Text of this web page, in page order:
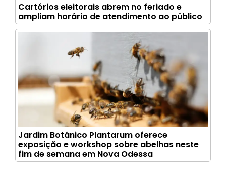
Cartórios eleitorais abrem no feriado e
ampliam horário de atendimento ao público
Jardim Botânico Plantarum oferece
exposição e workshop sobre abelhas neste
fim de semana em Nova Odessa